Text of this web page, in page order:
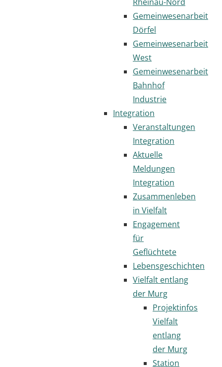
Gemeinwesenarbeit
Dörfel
Gemeinwesenarbeit
West
Gemeinwesenarbeit
Bahnhof
Industrie
Integration
Veranstaltungen
Integration
Aktuelle
Meldungen
Integration
Zusammenleben
in Vielfalt
Engagement
für
Geflüchtete
Lebensgeschichten
Vielfalt entlang
der Murg
Projektinfos
Vielfalt
entlang
der Murg
Station